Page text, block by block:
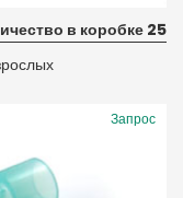
в коробке 25
Запрос